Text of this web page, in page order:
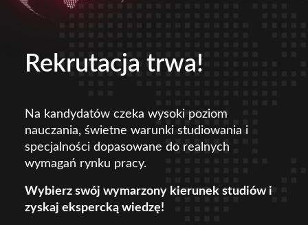
Uczelni Łazarskiego!
Wybierz kierunek, który:
ogólnopolskich rankingów,
odpowiada na potrzeby współczesnego
rynku pracy,
powstaje we współpracy z uznanymi
przygotowuje do kariery w zawodach
prawniczych i biznesie.